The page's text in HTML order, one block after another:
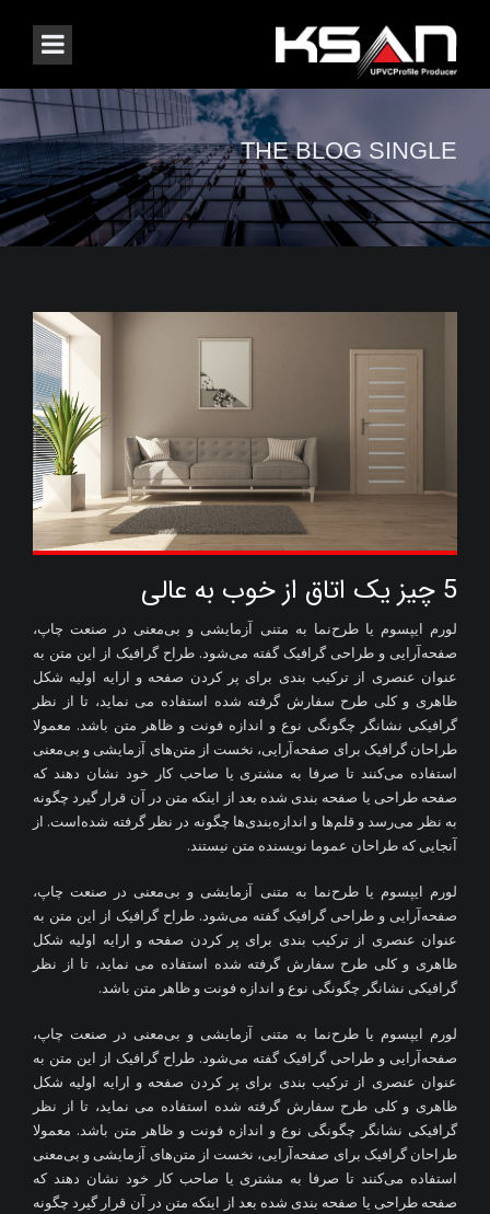
THE BLOG SINGLE
5 چیز یک اتاق از خوب به عالی
لورم ایپسوم یا طرح‌نما به متنی آزمایشی و بی‌معنی در صنعت چاپ،
صفحه‌آرایی و طراحی گرافیک گفته می‌شود. طراح گرافیک از این متن به
عنوان عنصری از ترکیب بندی برای پر کردن صفحه و ارایه اولیه شکل
ظاهری و کلی طرح سفارش گرفته شده استفاده می نماید، تا از نظر
گرافیکی نشانگر چگونگی نوع و اندازه فونت و ظاهر متن باشد. معمولا
طراحان گرافیک برای صفحه‌آرایی، نخست از متن‌های آزمایشی و بی‌معنی
استفاده می‌کنند تا صرفا به مشتری یا صاحب کار خود نشان دهند که
صفحه طراحی یا صفحه بندی شده بعد از اینکه متن در آن قرار گیرد چگونه
به نظر می‌رسد و قلم‌ها و اندازه‌بندی‌ها چگونه در نظر گرفته شده‌است. از
آنجایی که طراحان عموما نویسنده متن نیستند.
لورم ایپسوم یا طرح‌نما به متنی آزمایشی و بی‌معنی در صنعت چاپ،
صفحه‌آرایی و طراحی گرافیک گفته می‌شود. طراح گرافیک از این متن به
عنوان عنصری از ترکیب بندی برای پر کردن صفحه و ارایه اولیه شکل
ظاهری و کلی طرح سفارش گرفته شده استفاده می نماید، تا از نظر
گرافیکی نشانگر چگونگی نوع و اندازه فونت و ظاهر متن باشد.
لورم ایپسوم یا طرح‌نما به متنی آزمایشی و بی‌معنی در صنعت چاپ،
صفحه‌آرایی و طراحی گرافیک گفته می‌شود. طراح گرافیک از این متن به
عنوان عنصری از ترکیب بندی برای پر کردن صفحه و ارایه اولیه شکل
ظاهری و کلی طرح سفارش گرفته شده استفاده می نماید، تا از نظر
گرافیکی نشانگر چگونگی نوع و اندازه فونت و ظاهر متن باشد. معمولا
طراحان گرافیک برای صفحه‌آرایی، نخست از متن‌های آزمایشی و بی‌معنی
استفاده می‌کنند تا صرفا به مشتری یا صاحب کار خود نشان دهند که
صفحه طراحی یا صفحه بندی شده بعد از اینکه متن در آن قرار گیرد چگونه